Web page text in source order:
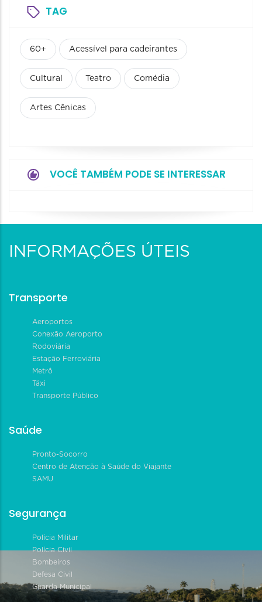
TAG
60+ Acessível para cadeirantes
Cultural Teatro Comédia
Artes Cênicas
VOCÊ TAMBÉM PODE SE INTERESSAR
INFORMAÇÕES ÚTEIS
Transporte
Aeroportos
Conexão Aeroporto
Rodoviária
Estação Ferroviária
Metrô
Táxi
Transporte Público
Saúde
Pronto-Socorro
Centro de Atenção à Saúde do Viajante
SAMU
Segurança
Polícia Militar
Polícia Civil
Bombeiros
Defesa Civil
Guarda Municipal